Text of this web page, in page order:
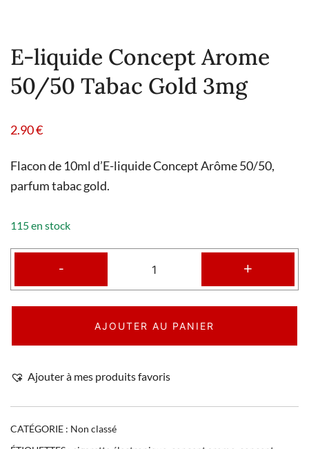
E-liquide Concept Arome
50/50 Tabac Gold 3mg
2.90€
Flacon de 10ml d’E-liquide Concept Arôme 50/50,
parfum tabac gold.
115 en stock
- +
AJOUTER AU PANIER
Ajouter à mes produits favoris
CATÉGORIE : Non classé